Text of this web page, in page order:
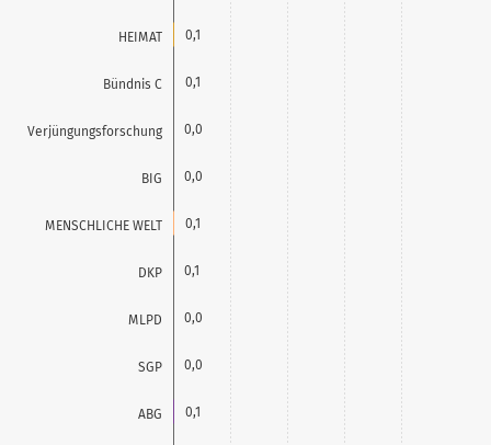
HEIMAT
Bündnis C
Verjüngungsforschung
BIG
MENSCHLICHE WELT
DKP
MLPD
SGP
ABG
0,1
0,1
0,0
0,0
0,1
0,1
0,0
0,0
0,1